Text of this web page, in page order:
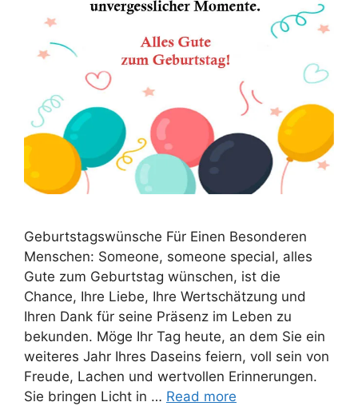
Geburtstagswünsche Für Einen Besonderen
Menschen: Someone, someone special, alles
Gute zum Geburtstag wünschen, ist die
Chance, Ihre Liebe, Ihre Wertschätzung und
Ihren Dank für seine Präsenz im Leben zu
bekunden. Möge Ihr Tag heute, an dem Sie ein
weiteres Jahr Ihres Daseins feiern, voll sein von
Freude, Lachen und wertvollen Erinnerungen.
Sie bringen Licht in … Read more